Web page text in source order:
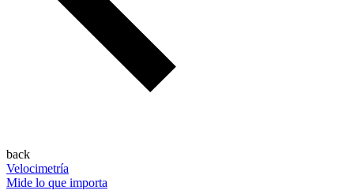
back
Velocimetría
Mide lo que importa